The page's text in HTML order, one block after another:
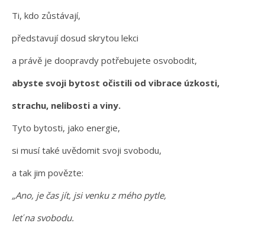
Ti, kdo zůstávají,
představují dosud skrytou lekci
a právě je doopravdy potřebujete osvobodit,
abyste svoji bytost očistili od vibrace úzkosti,
strachu, nelibosti a viny.
Tyto bytosti, jako energie,
si musí také uvědomit svoji svobodu,
a tak jim povězte:
„Ano, je čas jít, jsi venku z mého pytle,
leť na svobodu.